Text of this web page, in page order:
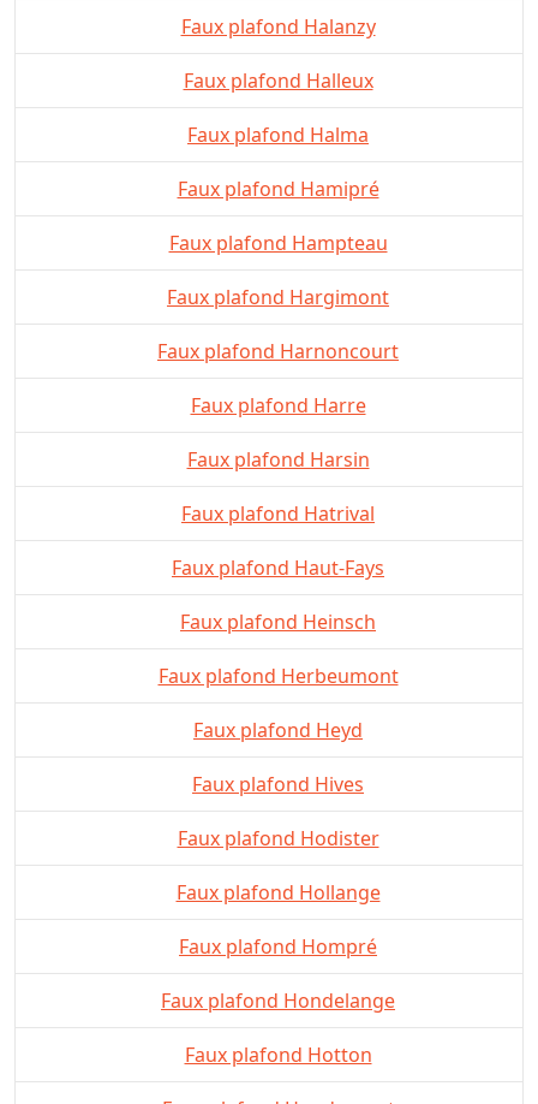
Faux plafond Halanzy
Faux plafond Halleux
Faux plafond Halma
Faux plafond Hamipré
Faux plafond Hampteau
Faux plafond Hargimont
Faux plafond Harnoncourt
Faux plafond Harre
Faux plafond Harsin
Faux plafond Hatrival
Faux plafond Haut-Fays
Faux plafond Heinsch
Faux plafond Herbeumont
Faux plafond Heyd
Faux plafond Hives
Faux plafond Hodister
Faux plafond Hollange
Faux plafond Hompré
Faux plafond Hondelange
Faux plafond Hotton